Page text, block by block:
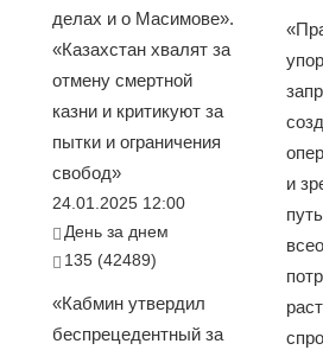
делах и о Масимове».
«Казахстан хвалят за
отмену смертной
казни и критикуют за
пытки и ограничения
свобод»
24.01.2025 12:00
День за днем
135 (42489)
«Кабмин утвердил
беспрецедентный за
и